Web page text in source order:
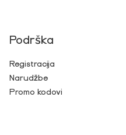
Podrška
Registracija
Narudžbe
Promo kodovi